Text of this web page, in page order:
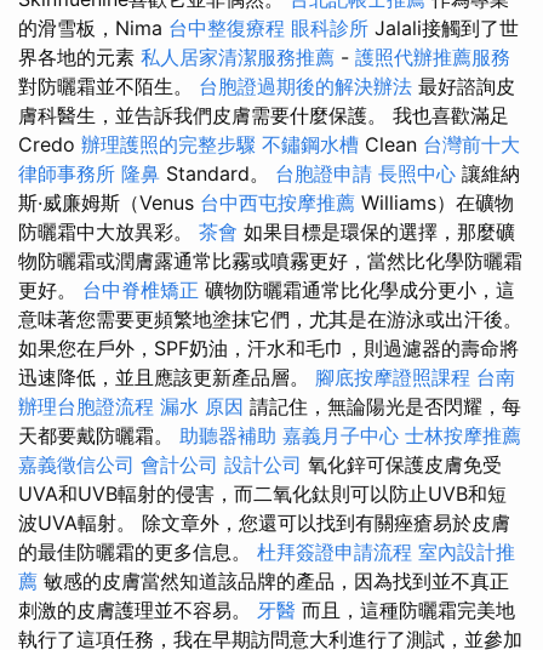
的滑雪板，Nima 台中整復療程 眼科診所 Jalali接觸到了世
界各地的元素 私人居家清潔服務推薦 - 護照代辦推薦服務
對防曬霜並不陌生。 台胞證過期後的解決辦法 最好諮詢皮
膚科醫生，並告訴我們皮膚需要什麼保護。 我也喜歡滿足
Credo 辦理護照的完整步驟 不鏽鋼水槽 Clean 台灣前十大
律師事務所 隆鼻 Standard。 台胞證申請 長照中心 讓維納
斯·威廉姆斯（Venus 台中西屯按摩推薦 Williams）在礦物
防曬霜中大放異彩。 茶會 如果目標是環保的選擇，那麼礦
物防曬霜或潤膚露通常比霧或噴霧更好，當然比化學防曬霜
更好。 台中脊椎矯正 礦物防曬霜通常比化學成分更小，這
意味著您需要更頻繁地塗抹它們，尤其是在游泳或出汗後。
如果您在戶外，SPF奶油，汗水和毛巾，則過濾器的壽命將
迅速降低，並且應該更新產品層。 腳底按摩證照課程 台南
辦理台胞證流程 漏水 原因 請記住，無論陽光是否閃耀，每
天都要戴防曬霜。 助聽器補助 嘉義月子中心 士林按摩推薦
嘉義徵信公司 會計公司 設計公司 氧化鋅可保護皮膚免受
UVA和UVB輻射的侵害，而二氧化鈦則可以防止UVB和短
波UVA輻射。 除文章外，您還可以找到有關痤瘡易於皮膚
的最佳防曬霜的更多信息。 杜拜簽證申請流程 室內設計推
薦 敏感的皮膚當然知道該品牌的產品，因為找到並不真正
刺激的皮膚護理並不容易。 牙醫 而且，這種防曬霜完美地
執行了這項任務，我在早期訪問意大利進行了測試，並參加